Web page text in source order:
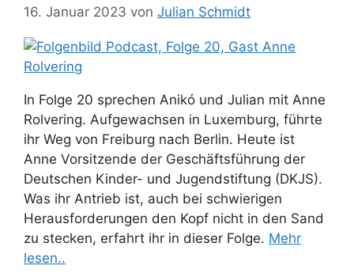
16. Januar 2023 von Julian Schmidt
In Folge 20 sprechen Anikó und Julian mit Anne
Rolvering. Aufgewachsen in Luxemburg, führte
ihr Weg von Freiburg nach Berlin. Heute ist
Anne Vorsitzende der Geschäftsführung der
Deutschen Kinder- und Jugendstiftung (DKJS).
Was ihr Antrieb ist, auch bei schwierigen
Herausforderungen den Kopf nicht in den Sand
zu stecken, erfahrt ihr in dieser Folge. Mehr
lesen..